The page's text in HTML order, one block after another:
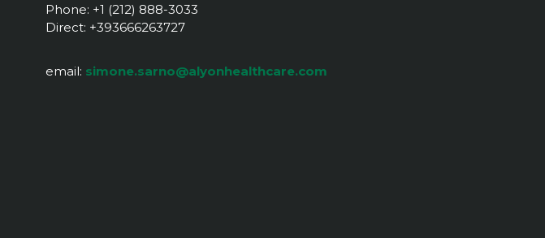
Phone: +1 (212) 888-3033
Direct: +393666263727
email: simone.sarno@alyonhealthcare.com